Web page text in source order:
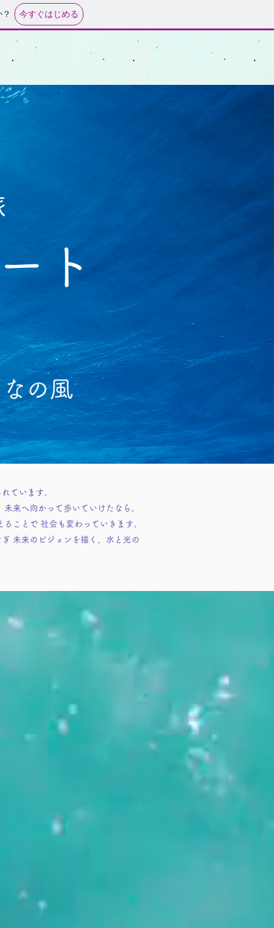
今すぐはじめる
ト
の風
ています。
来へ向かって歩いていけたなら。
ことで 社会も変わっていきます。
未来のビジョンを描く、水と光の